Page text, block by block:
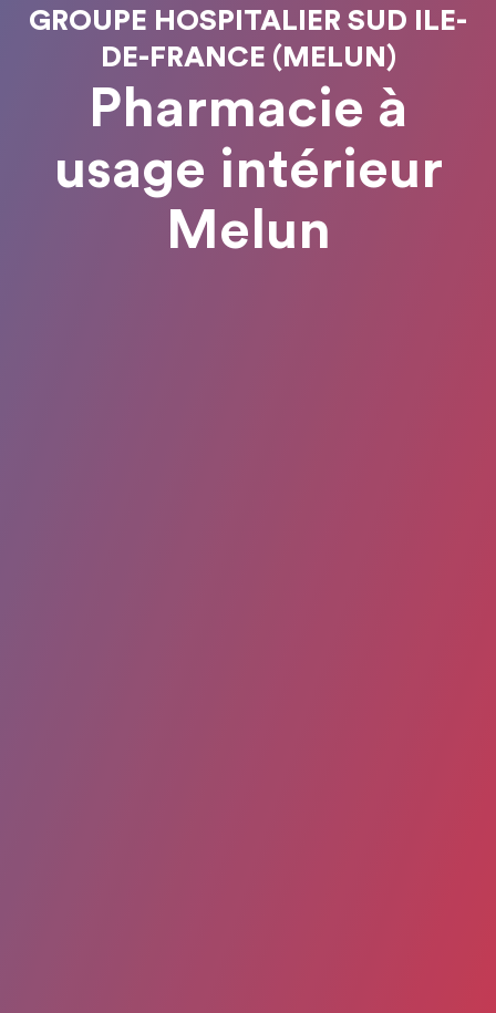
GROUPE HOSPITALIER SUD ILE-
DE-FRANCE (MELUN)
Pharmacie à
usage intérieur
Melun